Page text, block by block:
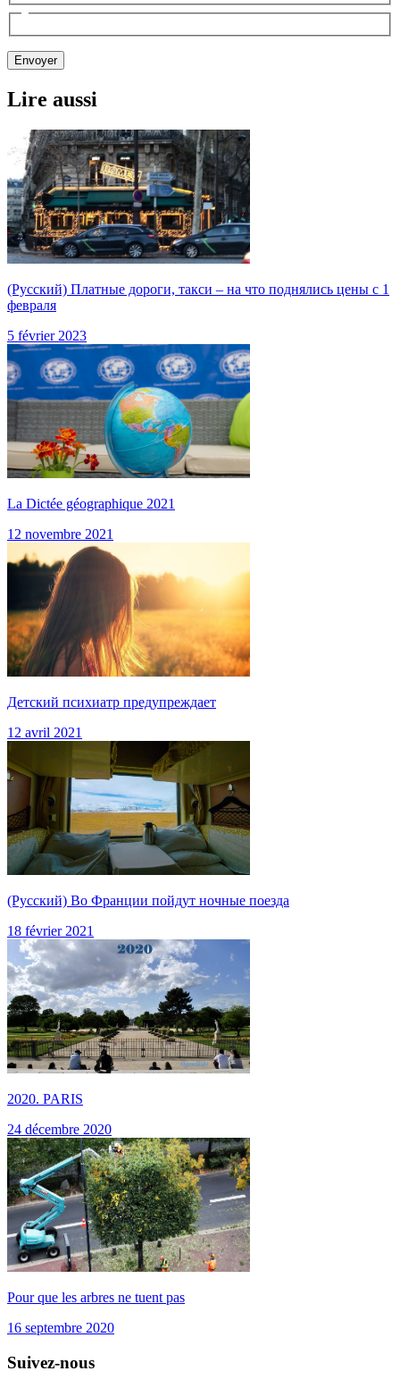
Lire aussi
(Русский) Платные дороги, такси – на что поднялись цены с 1
февраля
5 février 2023
La Dictée géographique 2021
12 novembre 2021
Детский психиатр предупреждает
12 avril 2021
(Русский) Во Франции пойдут ночные поезда
18 février 2021
2020. PARIS
24 décembre 2020
Pour que les arbres ne tuent pas
16 septembre 2020
Suivez-nous